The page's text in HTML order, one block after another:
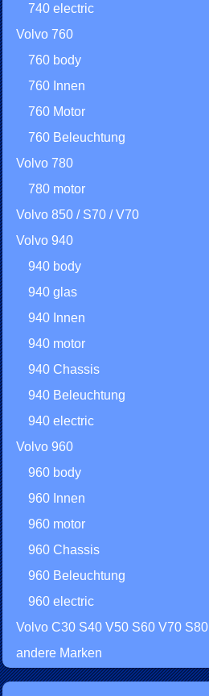
740 electric
Volvo 760
760 body
760 Innen
760 Motor
760 Beleuchtung
Volvo 780
780 motor
Volvo 850 / S70 / V70
Volvo 940
940 body
940 glas
940 Innen
940 motor
940 Chassis
940 Beleuchtung
940 electric
Volvo 960
960 body
960 Innen
960 motor
960 Chassis
960 Beleuchtung
960 electric
Volvo C30 S40 V50 S60 V70
andere Marken